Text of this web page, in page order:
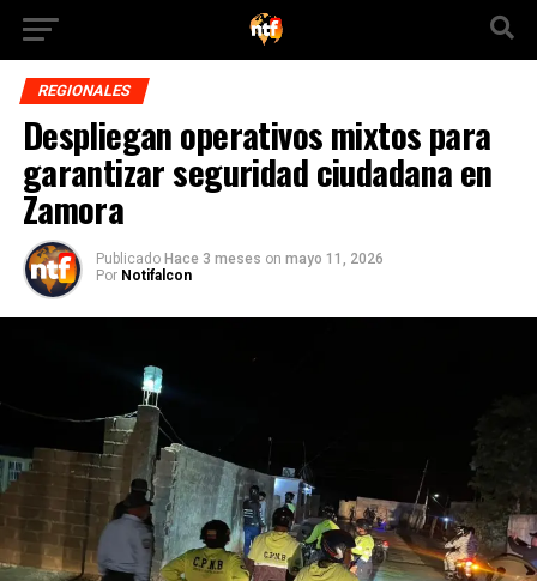
REGIONALES
Despliegan operativos mixtos para
garantizar seguridad ciudadana en
Zamora
Publicado Hace 3 meses on mayo 11, 2026
Por Notifalcon